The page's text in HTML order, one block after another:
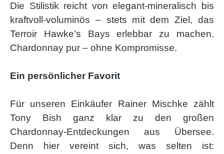
Die Stilistik reicht von elegant-mineralisch bis
kraftvoll-voluminös – stets mit dem Ziel, das
Terroir Hawke’s Bays erlebbar zu machen.
Chardonnay pur – ohne Kompromisse.
Ein persönlicher Favorit
Für unseren Einkäufer Rainer Mischke zählt
Tony Bish ganz klar zu den großen
Chardonnay-Entdeckungen aus Übersee.
Denn hier vereint sich, was selten ist: